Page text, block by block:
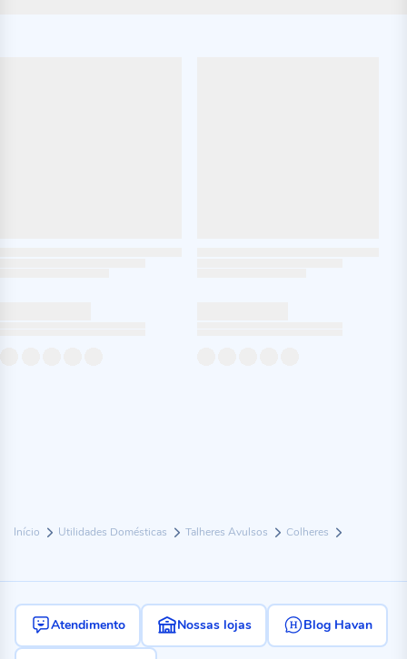
Início Utilidades Domésticas Talheres Avulsos Colheres
Atendimento Nossas lojas Blog Havan